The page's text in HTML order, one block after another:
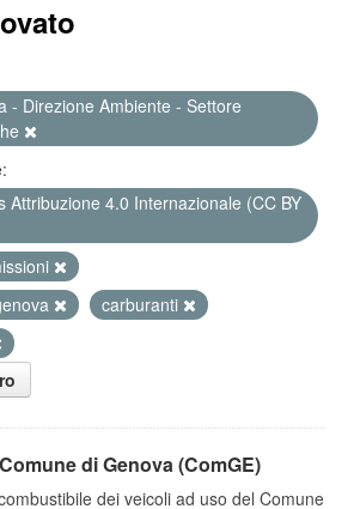
- Direzione Ambiente - Settore
Attribuzione 4.0 Internazionale (CC BY
carburanti
di Genova (ComGE)
dei veicoli ad uso del Comune